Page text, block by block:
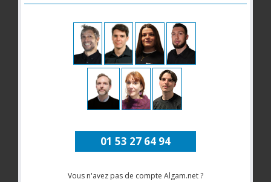
01 53 27 64 94
Vous n'avez pas de compte Algam.net ?